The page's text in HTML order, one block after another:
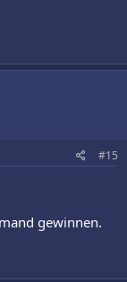
#15
gewinnen.